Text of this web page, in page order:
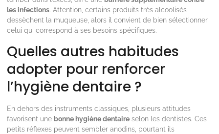
les infections. Attention, certains produits très alcoolisés
dessèchent la muqueuse, alors il convient de bien sélectionner
celui qui correspond à ses besoins spécifiques.
Quelles autres habitudes
adopter pour renforcer
l’hygiène dentaire ?
En dehors des instruments classiques, plusieurs attitudes
favorisent une bonne hygiène dentaire selon les dentistes. Ces
petits réflexes peuvent sembler anodins, pourtant ils